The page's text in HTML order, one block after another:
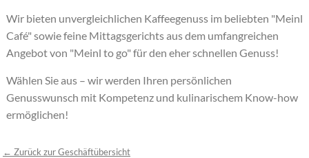
Wir bieten unvergleichlichen Kaffeegenuss im beliebten "Meinl
Café" sowie feine Mittagsgerichts aus dem umfangreichen
Angebot von "Meinl to go" für den eher schnellen Genuss!
Wählen Sie aus – wir werden Ihren persönlichen
Genusswunsch mit Kompetenz und kulinarischem Know-how
ermöglichen!
← Zurück zur Geschäftübersicht